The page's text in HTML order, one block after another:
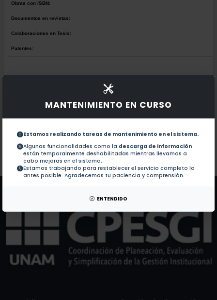
MANTENIMIENTO EN CURSO
Estamos realizando tareas de mantenimiento en el sistema.
Algunas funcionalidades como la descarga de información
están temporalmente deshabilitadas mientras llevamos a
cabo mejoras en el sistema.
Estamos trabajando para restablecer el servicio completo lo
antes posible. Agradecemos tu paciencia y comprensión.
ENTENDIDO
Obras con ISBN:
Documentos en revistas:
Colaboraciones en Tesis:
Patentes:
Colaboraciones en Tesis: No hay tesis de este autor.
Patentes: No hay patentes de este autor.